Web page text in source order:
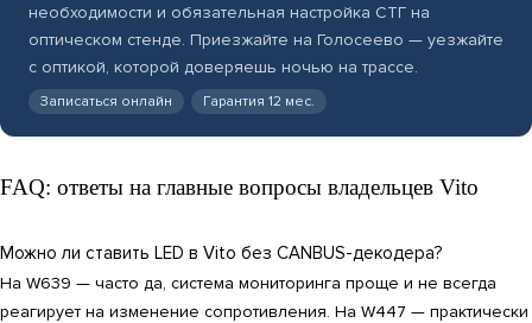
необходимости и обязательная настройка СТГ на
оптическом стенде. Приезжайте на Голосеево — уезжайте
с оптикой, которой доверяешь ночью на трассе.
Записаться онлайн Гарантия 12 мес.
FAQ: ответы на главные вопросы владельцев Vito
Можно ли ставить LED в Vito без CANBUS-декодера?
На W639 — часто да, система мониторинга проще и не всегда
реагирует на изменение сопротивления. На W447 — практически